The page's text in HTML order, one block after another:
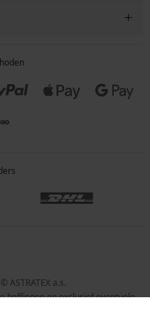
ASTRATEX a.s.
heffingen en exclusief eventuele